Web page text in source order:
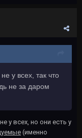
у всех, так что
не за даром
у всех, но они есть у
(именно